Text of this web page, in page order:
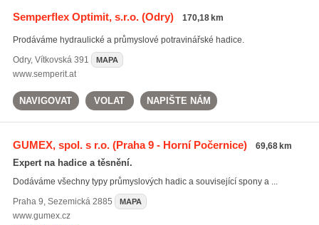
Semperflex Optimit, s.r.o.(Odry) 170,18 km
Prodáváme hydraulické a průmyslové potravinářské hadice.
Odry, Vítkovská 391 MAPA
www.semperit.at
NAVIGOVAT VOLAT NAPIŠTE NÁM
GUMEX, spol. s r.o.(Praha 9 - Horní Počernice) 69,68 km
Expert na hadice a těsnění.
Dodáváme všechny typy průmyslových hadic a související spony a ...
Praha 9, Sezemická 2885 MAPA
www.gumex.cz